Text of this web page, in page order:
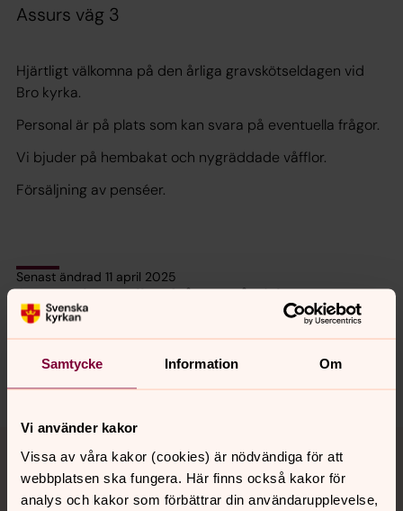
Samtycke Information Om
Vi använder kakor
Vissa av våra kakor (cookies) är nödvändiga för att
webbplatsen ska fungera. Här finns också kakor för
analys och kakor som förbättrar din användarupplevelse,
Assurs väg 3
Hjärtligt välkomna på den årliga gravskötseldagen vid
Bro kyrka.
Personal är på plats som kan svara på eventuella frågor.
Vi bjuder på hembakat och nygräddade våfflor.
Försäljning av penséer.
Senast ändrad 11 april 2025
Synpunkter eller frågor på sidans
innehåll?
bro.forsamling@svenskakyrkan.se
Dela
Tillbaka till toppen
Tillbaka till innehållet